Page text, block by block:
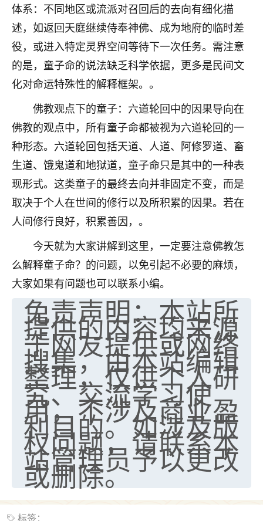
体系：不同地区或流派对召回后的去向有细化描
述，如返回天庭继续侍奉神佛、成为地府的临时差
役，或进入特定灵界空间等待下一次任务。需注意
的是，童子命的说法缺乏科学依据，更多是民间文
化对命运特殊性的解释框架。。
佛教观点下的童子：六道轮回中的因果导向在
佛教的观点中，所有童子命都被视为六道轮回的一
种形态。六道轮回包括天道、人道、阿修罗道、畜
生道、饿鬼道和地狱道，童子命只是其中的一种表
现形式。这类童子的最终去向并非固定不变，而是
取决于个人在世间的修行以及所积累的因果。若在
人间修行良好，积累善因，。
今天就为大家讲解到这里，一定要注意佛教怎
么解释童子命？的问题，以免引起不必要的麻烦，
大家如果有问题也可以联系小编。
免责声明：本站所
提供的内容均来源
于网友提供或网络
搜集，由本站编辑
整理，仅供个人研
究、交流学习使
用，不涉及商业盈
利目的。如涉及版
权问题，请联系本
站管理员予以更改
或删除。
标签：
七零老顽童：我母亲前年离世，刚开始我经常
做梦梦见她，后来也是朋友介绍，找到慧来老
师，安排了超度法事，做梦再也没有梦到过
了，一开始是半信半疑的，图个心安，给亡母
超度，现在看来，人不信也不行。
2天前 来自云南
优秀的张同学
老师收徒吗？？我对这些很感兴趣
2天前 来自山西 15